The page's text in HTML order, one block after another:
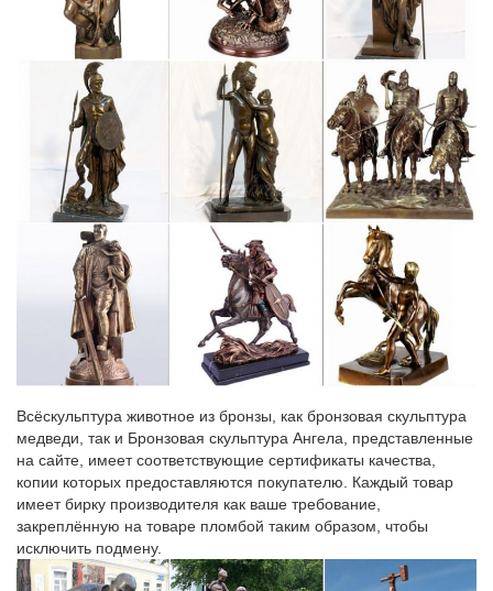
Всёскульптура животное из бронзы, как бронзовая скульптура
медведи, так и Бронзовая скульптура Ангела, представленные
на сайте, имеет соответствующие сертификаты качества,
копии которых предоставляются покупателю. Каждый товар
имеет бирку производителя как ваше требование,
закреплённую на товаре пломбой таким образом, чтобы
исключить подмену.